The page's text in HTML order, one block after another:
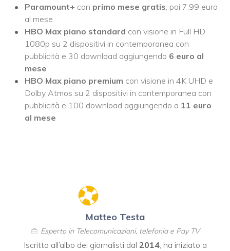
Paramount+ con primo mese gratis , poi 7,99 euro
al mese
HBO Max piano standard con visione in Full HD
1080p su 2 dispositivi in contemporanea con
pubblicità e 30 download aggiungendo 6 euro al
mese
HBO Max piano premium con visione in 4K UHD e
Dolby Atmos su 2 dispositivi in contemporanea con
pubblicità e 100 download aggiungendo a 11 euro
al mese
Matteo Testa
Esperto in Telecomunicazioni, telefonia e Pay TV
Iscritto all’albo dei giornalisti dal 2014, ha iniziato a